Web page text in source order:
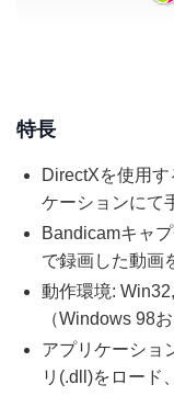
特長
DirectXを使用
ケーションにて
Bandicamキャ
で録画した動画
動作環境:
（Windows 98
アプリケーショ
リ(.dll)をロード